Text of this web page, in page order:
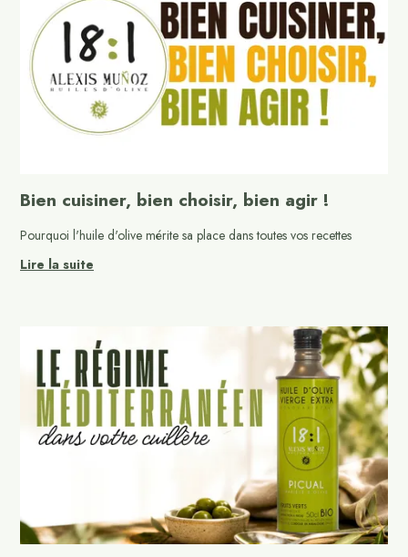
Bien cuisiner, bien choisir, bien agir !
Pourquoi l'huile d'olive mérite sa place dans toutes vos recettes
Lire la suite